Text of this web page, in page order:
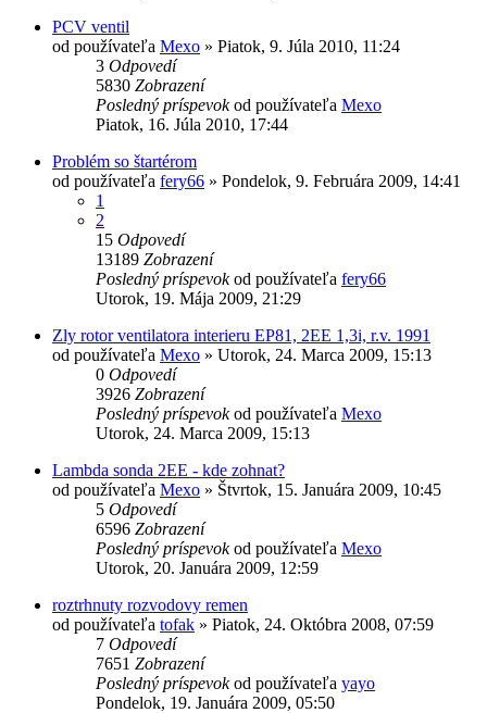
PCV ventil
od používateľa Mexo » Piatok, 9. Júla 2010, 11:24
3 Odpovedí
5830 Zobrazení
Posledný príspevokod používateľa Mexo
Piatok, 16. Júla 2010, 17:44
Problém so štartérom
od používateľa fery66 » Pondelok, 9. Februára 2009, 14:41
1
2
15 Odpovedí
13189 Zobrazení
Posledný príspevokod používateľa fery66
Utorok, 19. Mája 2009, 21:29
Zly rotor ventilatora interieru EP81, 2EE 1,3i, r.v. 1991
od používateľa Mexo » Utorok, 24. Marca 2009, 15:13
0 Odpovedí
3926 Zobrazení
Posledný príspevokod používateľa Mexo
Utorok, 24. Marca 2009, 15:13
Lambda sonda 2EE - kde zohnat?
od používateľa Mexo » Štvrtok, 15. Januára 2009, 10:45
5 Odpovedí
6596 Zobrazení
Posledný príspevokod používateľa Mexo
Utorok, 20. Januára 2009, 12:59
roztrhnuty rozvodovy remen
od používateľa tofak » Piatok, 24. Októbra 2008, 07:59
7 Odpovedí
7651 Zobrazení
Posledný príspevokod používateľa yayo
Pondelok, 19. Januára 2009, 05:50